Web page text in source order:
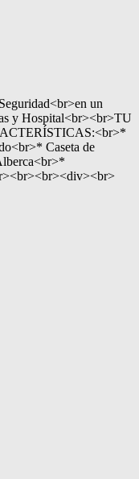
un
y Hospital<br><br>TU
Caseta de